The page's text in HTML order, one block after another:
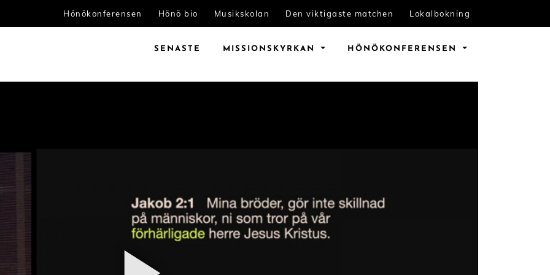
Hönökonferensen Hönö bio Musikskolan Den viktigaste matchen Lokalbokning
SENASTE MISSIONS KYRKAN HÖNÖ KONFERENSEN